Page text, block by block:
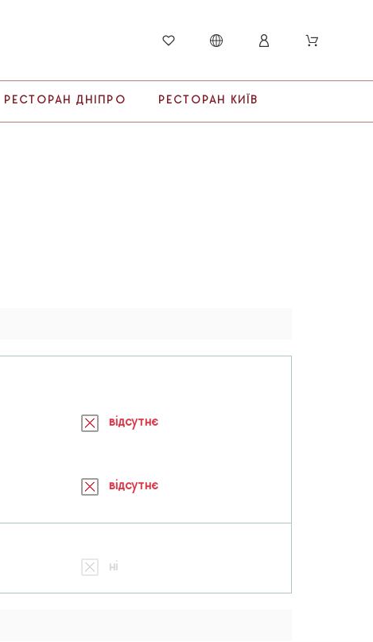
РЕСТОРАН ДНІПРО РЕСТОРАН КИЇВ
відсутнє
відсутнє
ні